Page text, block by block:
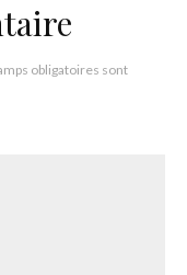
obligatoires sont